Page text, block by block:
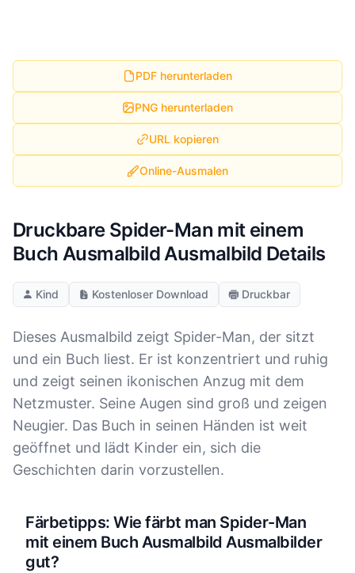
PDF herunterladen
PNG herunterladen
URL kopieren
Online-Ausmalen
Druckbare Spider-Man mit einem
Buch Ausmalbild Ausmalbild Details
Kind Kostenloser Download Druckbar
Dieses Ausmalbild zeigt Spider-Man, der sitzt
und ein Buch liest. Er ist konzentriert und ruhig
und zeigt seinen ikonischen Anzug mit dem
Netzmuster. Seine Augen sind groß und zeigen
Neugier. Das Buch in seinen Händen ist weit
geöffnet und lädt Kinder ein, sich die
Geschichten darin vorzustellen.
Färbetipps: Wie färbt man Spider-Man
mit einem Buch Ausmalbild Ausmalbilder
gut?